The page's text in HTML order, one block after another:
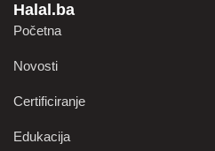
Halal.ba
Početna
Novosti
Certificiranje
Edukacija